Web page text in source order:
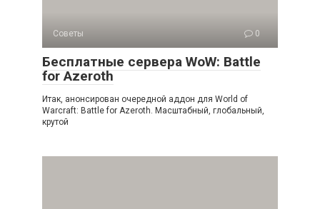
Советы 0
Бесплатные сервера WoW: Battle
for Azeroth
Итак, анонсирован очередной аддон для World of
Warcraft: Battle for Azeroth. Масштабный, глобальный,
крутой